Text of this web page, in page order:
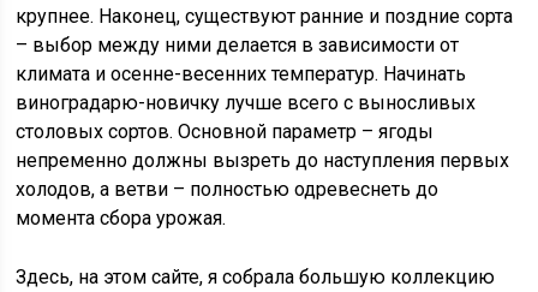
крупнее. Наконец, существуют ранние и поздние сорта
– выбор между ними делается в зависимости от
климата и осенне-весенних температур. Начинать
виноградарю-новичку лучше всего с выносливых
столовых сортов. Основной параметр – ягоды
непременно должны вызреть до наступления первых
холодов, а ветви – полностью одревеснеть до
момента сбора урожая.
Здесь, на этом сайте, я собрала большую коллекцию